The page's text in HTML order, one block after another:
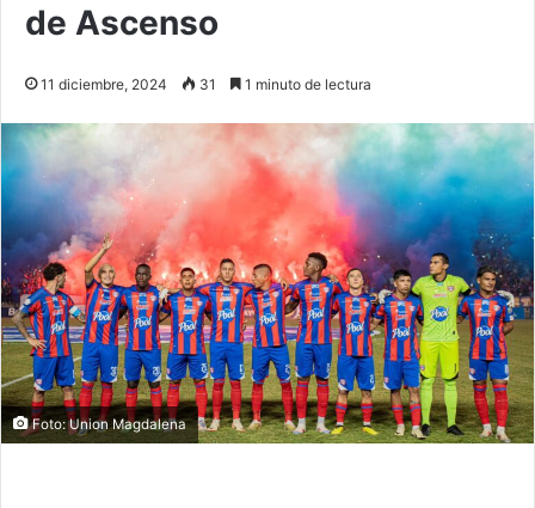
de Ascenso
11 diciembre, 2024 31 1 minuto de lectura
Foto: Union Magdalena